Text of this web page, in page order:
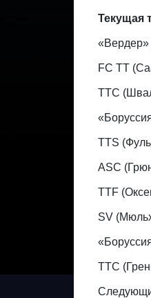
Текущая
FC TT
TTC
TTS
ASC
TTF
SV
TTC